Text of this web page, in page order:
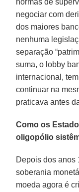
negociar com
dos maiores
nenhuma
separação
suma, o lobby
internacional,
continuar na
praticava antes
Como os
oligopólio
Depois dos anos
soberania
moeda agora é